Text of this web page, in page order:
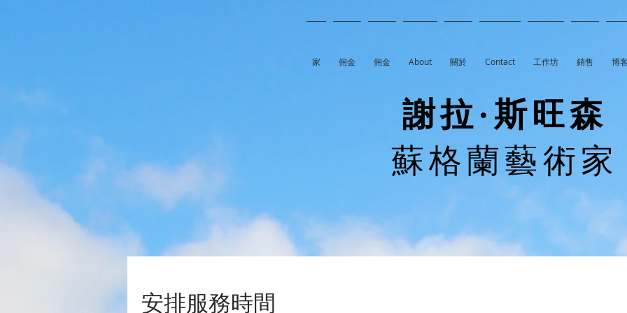
家 佣金 佣金 About 關於 Contact 工作坊 銷售 博
謝拉·斯旺森
蘇格蘭藝術家
安排服務時間